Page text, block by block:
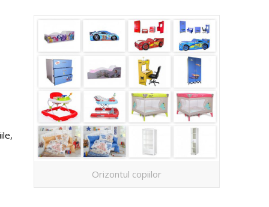
Orizontul copiilor